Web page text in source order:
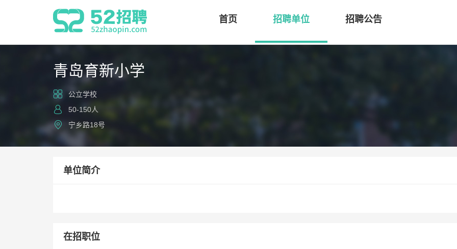
首页 招聘单位 招聘公告
青岛育新小学
公立学校
50-150人
宁乡路18号
单位简介
在招职位